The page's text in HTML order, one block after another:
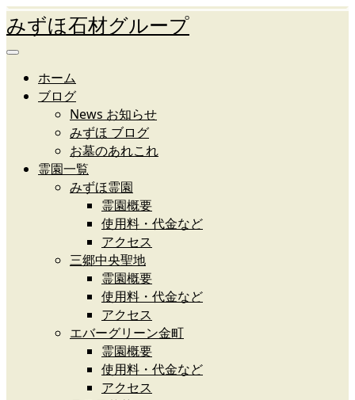
みずほ石材グループ
ホーム
ブログ
News お知らせ
みずほ ブログ
お墓のあれこれ
霊園一覧
みずほ霊園
霊園概要
使用料・代金など
アクセス
三郷中央聖地
霊園概要
使用料・代金など
アクセス
エバーグリーン金町
霊園概要
使用料・代金など
アクセス